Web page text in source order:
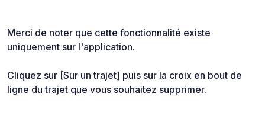
Merci de noter que cette fonctionnalité existe
uniquement sur l'application.
Cliquez sur [Sur un trajet] puis sur la croix en bout de
ligne du trajet que vous souhaitez supprimer.